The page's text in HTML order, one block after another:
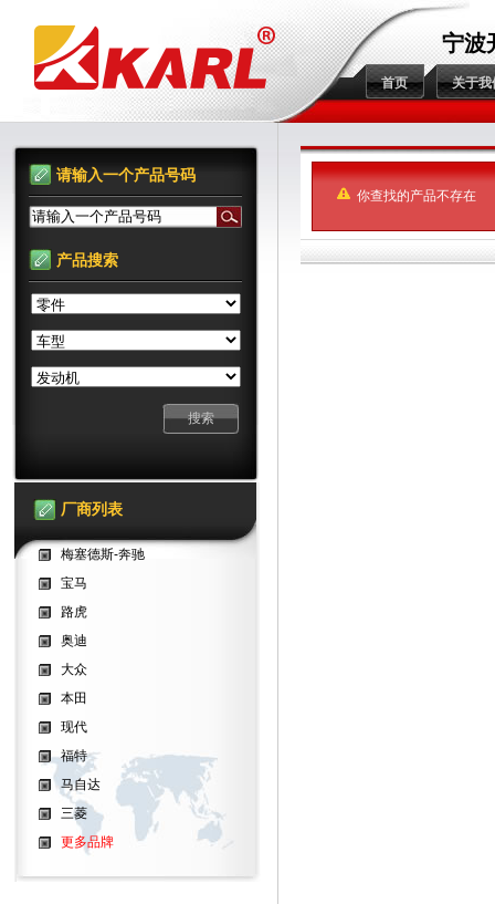
宁波
首页 关于我
你查找的产品不存在
请输入一个产品号码
请输入一个产品号码
产品搜索
厂商列表
梅塞德斯-奔驰
宝马
路虎
奥迪
大众
本田
现代
福特
马自达
三菱
更多品牌